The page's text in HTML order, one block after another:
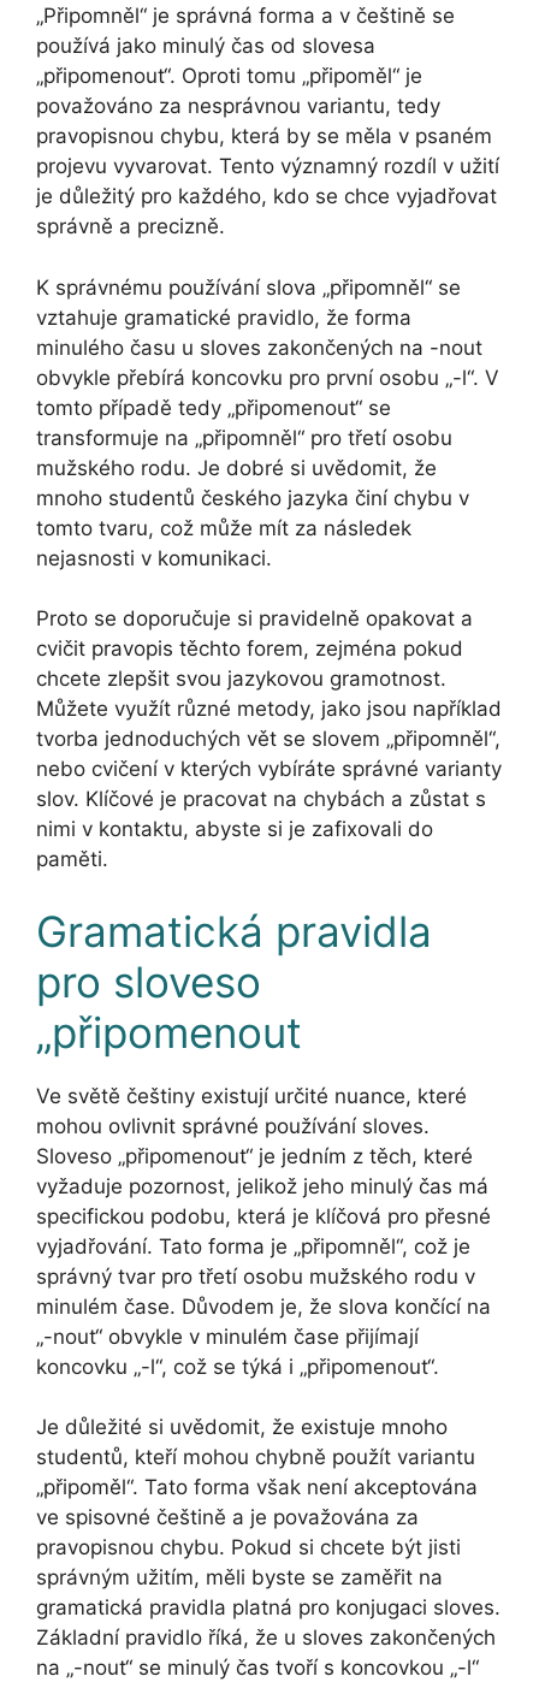
„Připomněl“ je správná forma a v češtině se
používá jako minulý čas od slovesa
„připomenout“. Oproti tomu „připoměl“ je
považováno za nesprávnou variantu, tedy
pravopisnou chybu, která by se měla v psaném
projevu vyvarovat. Tento významný rozdíl v užití
je důležitý pro každého, kdo se chce vyjadřovat
správně a precizně.
K správnému používání slova „připomněl“ se
vztahuje gramatické pravidlo, že forma
minulého času u sloves zakončených na -nout
obvykle přebírá koncovku pro první osobu „-l“. V
tomto případě tedy „připomenout“ se
transformuje na „připomněl“ pro třetí osobu
mužského rodu. Je dobré si uvědomit, že
mnoho studentů českého jazyka činí chybu v
tomto tvaru, což může mít za následek
nejasnosti v komunikaci.
Proto se doporučuje si pravidelně opakovat a
cvičit pravopis těchto forem, zejména pokud
chcete zlepšit svou jazykovou gramotnost.
Můžete využít různé metody, jako jsou například
tvorba jednoduchých vět se slovem „připomněl“,
nebo cvičení v kterých vybíráte správné varianty
slov. Klíčové je pracovat na chybách a zůstat s
nimi v kontaktu, abyste si je zafixovali do
paměti.
Gramatická pravidla
pro sloveso
„připomenout
Ve světě češtiny existují určité nuance, které
mohou ovlivnit správné používání sloves.
Sloveso „připomenout“ je jedním z těch, které
vyžaduje pozornost, jelikož jeho minulý čas má
specifickou podobu, která je klíčová pro přesné
vyjadřování. Tato forma je „připomněl“, což je
správný tvar pro třetí osobu mužského rodu v
minulém čase. Důvodem je, že slova končící na
„-nout“ obvykle v minulém čase přijímají
koncovku „-l“, což se týká i „připomenout“.
Je důležité si uvědomit, že existuje mnoho
studentů, kteří mohou chybně použít variantu
„připoměl“. Tato forma však není akceptována
ve spisovné češtině a je považována za
pravopisnou chybu. Pokud si chcete být jisti
správným užitím, měli byste se zaměřit na
gramatická pravidla platná pro konjugaci sloves.
Základní pravidlo říká, že u sloves zakončených
na „-nout“ se minulý čas tvoří s koncovkou „-l“